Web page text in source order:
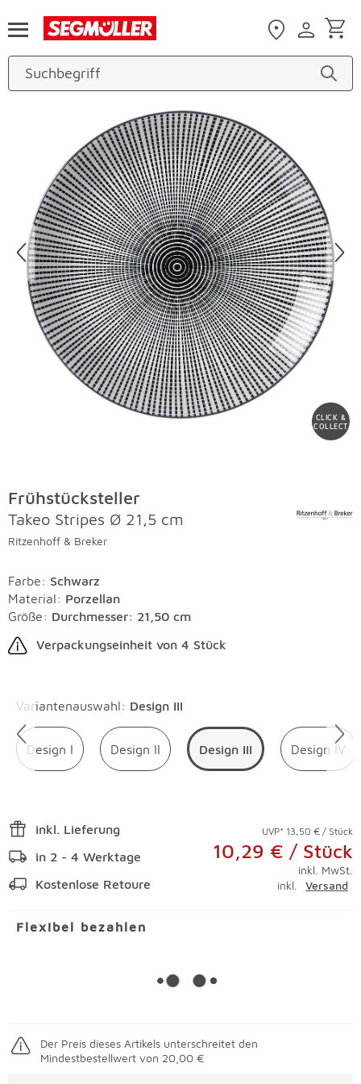
Produktbilder überspringen
CLICK &
COLLECT
Frühstücksteller
Takeo Stripes Ø 21,5 cm
Ritzenhoff & Breker
Farbe: Schwarz
Material: Porzellan
Größe: Durchmesser: 21,50 cm
Verpackungseinheit von 4 Stück
Variantenauswahl: Design III
Design I Design II Design III Design IV
inkl. Lieferung
in 2 - 4 Werktage
Kostenlose Retoure
UVP* 13,50 € / Stück
10,29 € / Stück
inkl. MwSt.
inkl.
Versand
Flexibel bezahlen
Der Preis dieses Artikels unterschreitet den
Mindestbestellwert von 20,00 €